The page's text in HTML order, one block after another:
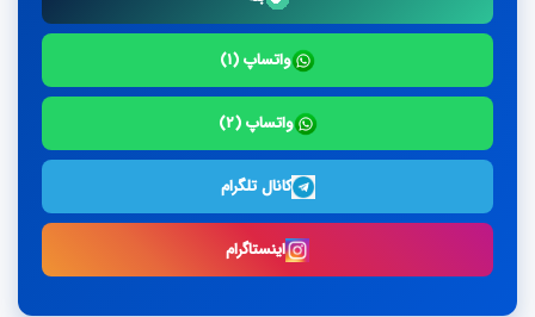
واتساپ (۱)
واتساپ (۲)
کانال تلگرام
اینستاگرام